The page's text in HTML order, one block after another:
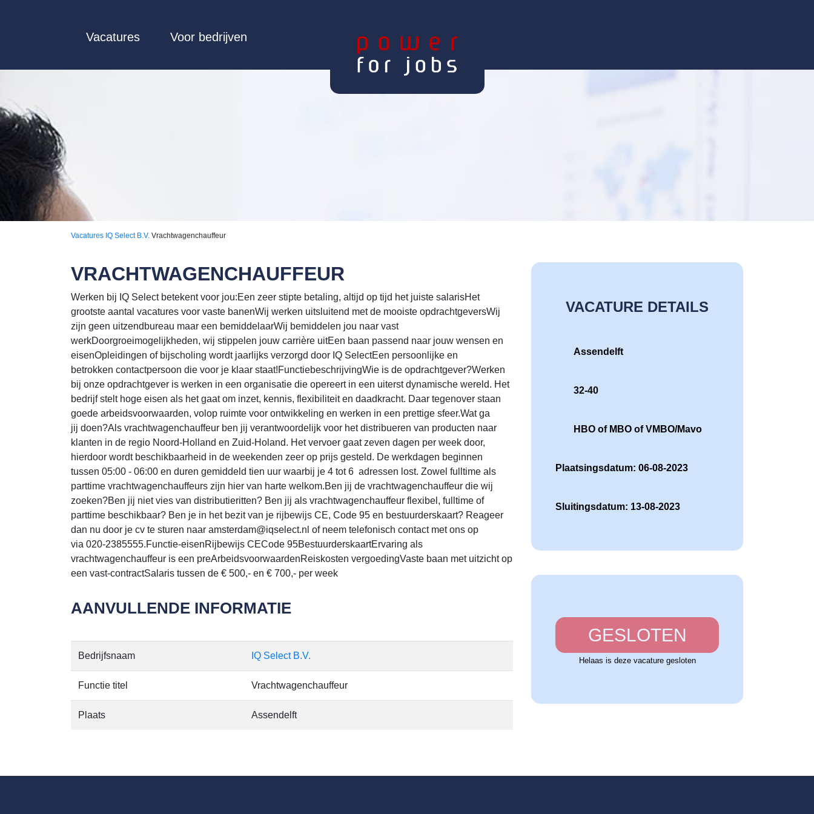
Vacatures Voor bedrijven
Vacatures IQ Select B.V. Vrachtwagenchauffeur
VRACHTWAGENCHAUFFEUR
Werken bij IQ Select betekent voor jou:Een zeer stipte betaling, altijd op tijd het juiste salarisHet
grootste aantal vacatures voor vaste banenWij werken uitsluitend met de mooiste opdrachtgeversWij
zijn geen uitzendbureau maar een bemiddelaarWij bemiddelen jou naar vast
werkDoorgroeimogelijkheden, wij stippelen jouw carrière uitEen baan passend naar jouw wensen en
eisenOpleidingen of bijscholing wordt jaarlijks verzorgd door IQ SelectEen persoonlijke en
betrokken contactpersoon die voor je klaar staat!FunctiebeschrijvingWie is de opdrachtgever?Werken
bij onze opdrachtgever is werken in een organisatie die opereert in een uiterst dynamische wereld. Het
bedrijf stelt hoge eisen als het gaat om inzet, kennis, flexibiliteit en daadkracht. Daar tegenover staan
goede arbeidsvoorwaarden, volop ruimte voor ontwikkeling en werken in een prettige sfeer.Wat ga
jij doen?Als vrachtwagenchauffeur ben jij verantwoordelijk voor het distribueren van producten naar
klanten in de regio Noord-Holland en Zuid-Holand. Het vervoer gaat zeven dagen per week door,
hierdoor wordt beschikbaarheid in de weekenden zeer op prijs gesteld. De werkdagen beginnen
tussen 05:00 - 06:00 en duren gemiddeld tien uur waarbij je 4 tot 6 adressen lost. Zowel fulltime als
parttime vrachtwagenchauffeurs zijn hier van harte welkom.Ben jij de vrachtwagenchauffeur die wij
zoeken?Ben jij niet vies van distributieritten? Ben jij als vrachtwagenchauffeur flexibel, fulltime of
parttime beschikbaar? Ben je in het bezit van je rijbewijs CE, Code 95 en bestuurderskaart? Reageer
dan nu door je cv te sturen naar amsterdam@iqselect.nl of neem telefonisch contact met ons op
via 020-2385555.Functie-eisenRijbewijs CECode 95BestuurderskaartErvaring als
vrachtwagenchauffeur is een preArbeidsvoorwaardenReiskosten vergoedingVaste baan met uitzicht op
een vast-contractSalaris tussen de € 500,- en € 700,- per week
AANVULLENDE INFORMATIE
Bedrijfsnaam IQ Select B.V.
Functie titel Vrachtwagenchauffeur
Plaats Assendelft
VACATURE DETAILS
Assendelft
32-40
HBO of MBO of VMBO/Mavo
Plaatsingsdatum: 06-08-2023
Sluitingsdatum: 13-08-2023
GESLOTEN
Helaas is deze vacature gesloten